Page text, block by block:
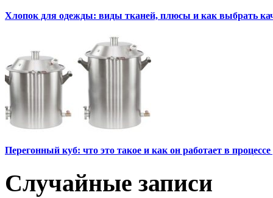
Хлопок для одежды: виды тканей, плюсы и как выбрать
Перегонный куб: что это такое и как он работает в
Случайные записи